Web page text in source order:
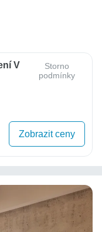
V
Storno
podmínky
Zobrazit ceny